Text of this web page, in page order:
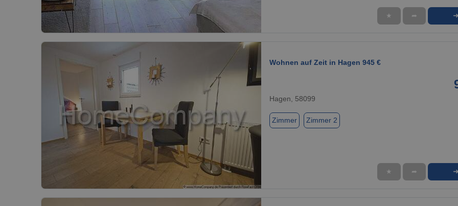
★ ➦ ➜
1 / 1
Wohnen auf Zeit in Hagen 945 €
Hagen, 58099
Zimmer Zimmer 2
★ ➦ ➜